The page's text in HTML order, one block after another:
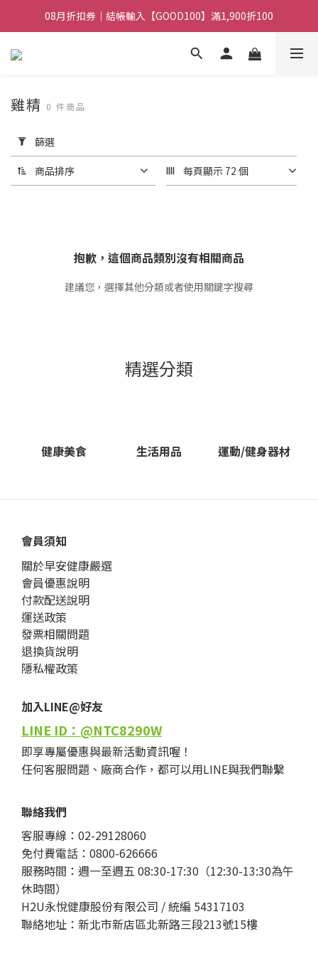
08月折扣券｜結帳輸入【GOOD100】滿1,900折100
08月折扣券｜結帳輸入【GOOD100】滿1,900折100
08月折扣券｜結帳輸入【GOOD250】滿2,500折200
用
篩
選
(0/20)
雞精 0 件商品
篩選
商品排序 每頁顯示 72 個
抱歉，這個商品類別沒有相關商品
建議您，選擇其他分類或者使用關鍵字搜尋
精選分類
健康美食 生活用品 運動/健身器材
會員須知
關於早安健康嚴選
會員優惠說明
付款配送說明
運送政策
發票相關問題
退換貨說明
隱私權政策
加入LINE@好友
LINE ID：@NTC8290W
即享專屬優惠與最新活動資訊喔！
任何客服問題、廠商合作，都可以用LINE與我們聯繫
聯絡我們
客服專線：02-29128060
免付費電話：0800-626666
服務時間：週一至週五 08:30-17:30（12:30-13:30為午
休時間）
H2U永悅健康股份有限公司 / 統編 54317103
聯絡地址：新北市新店區北新路三段213號15樓